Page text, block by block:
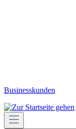
Businesskunden